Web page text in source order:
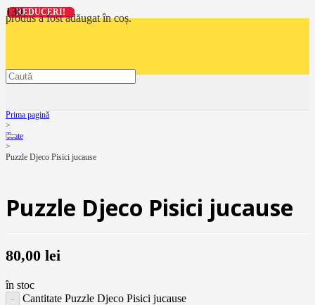
produsa fost adăugat în coș.
Prima pagină
>
Toate
>
Puzzle Djeco Pisici jucause
Puzzle Djeco Pisici jucause
80,00 lei
în stoc
Cantitate Puzzle Djeco Pisici jucause
REDUCERI!
REDUCERI!
REDUCERI!
REDUCERI!